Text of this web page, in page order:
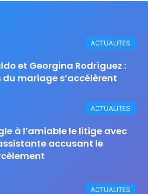
ACTUALITES
et Georgina Rodríguez :
mariage s’accélèrent
ACTUALITES
à l’amiable le litige avec
accusant le
ACTUALITES